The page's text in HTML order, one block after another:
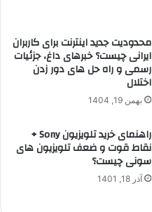
محدودیت جدید اینترنت برای کاربران
ایرانی چیست؟ خبرهای داغ، جزئیات
رسمی و راه حل های دور زدن
اختلال
بهمن 19, 1404
راهنمای خرید تلویزیون Sony +
نقاط قوت و ضعف تلویزیون های
سونی چیست؟
آذر 18, 1401